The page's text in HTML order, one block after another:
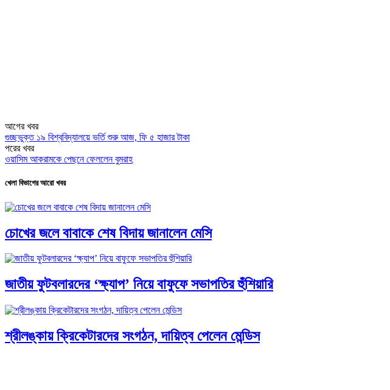
আগের খবর
গুচ্ছভুক্ত ১৯ বিশ্ববিদ্যালয়ে ভর্তি শুরু আজ, ফি ৫ হাজার টাকা
পরের খবর
ওয়াসিম আকরামকে পেছনে ফেললেন বুমরাহ
খেলা বিভাগের আরো খবর
চোখের জলে বাবাকে শেষ বিদায় জানালেন মেসি
জাতীয় ফুটবলারদের ‘ক্ষ্যাপ’ নিয়ে বাফুফে সভাপতির হুঁশিয়ারি
শ্রীলঙ্কায় ক্রিকেটারদের সংগঠন, দায়িত্ব পেলেন মেন্ডিস